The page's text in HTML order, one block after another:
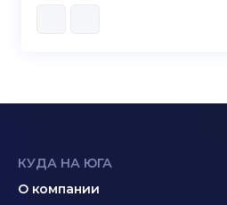
КУДА НА ЮГА
О компании